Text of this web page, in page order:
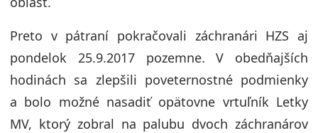
Preto v pátraní pokračovali záchranári HZS aj
pondelok 25.9.2017 pozemne. V obedňajších
hodinách sa zlepšili poveternostné podmienky
a bolo možné nasadiť opätovne vrtuľník Letky
MV, ktorý zobral na palubu dvoch záchranárov